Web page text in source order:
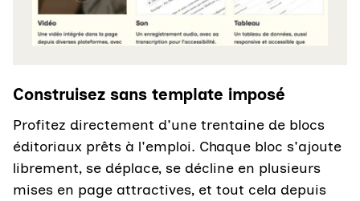
Construisez sans template imposé
Profitez directement d'une trentaine de blocs
éditoriaux prêts à l'emploi. Chaque bloc s'ajoute
librement, se déplace, se décline en plusieurs
mises en page attractives, et tout cela depuis